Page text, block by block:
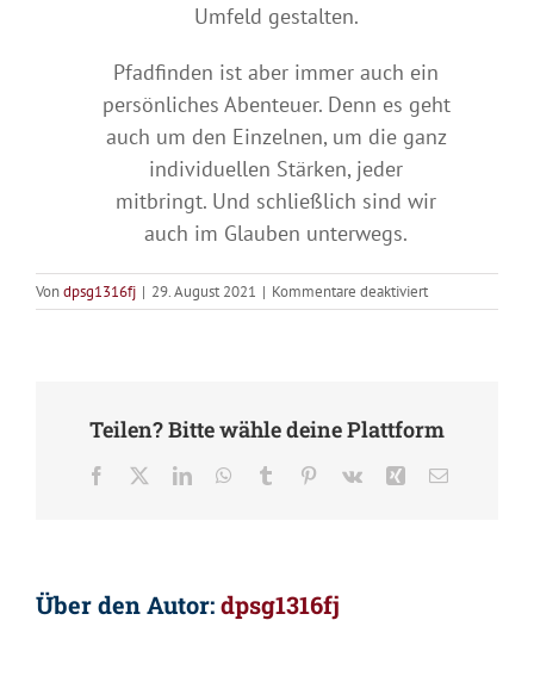
Umfeld gestalten.
Pfadfinden ist aber immer auch ein
persönliches Abenteuer. Denn es geht
auch um den Einzelnen, um die ganz
individuellen Stärken, jeder
mitbringt. Und schließlich sind wir
auch im Glauben unterwegs.
Vondpsg1316fj | 29. August 2021 | Kommentare deaktiviertfür
Icons
Teilen? Bitte wähle deine Plattform
Facebook LinkedInWhatsApp
Tumblr Pinterest
Vk Xing E-
Über den Autor:dpsg1316fj